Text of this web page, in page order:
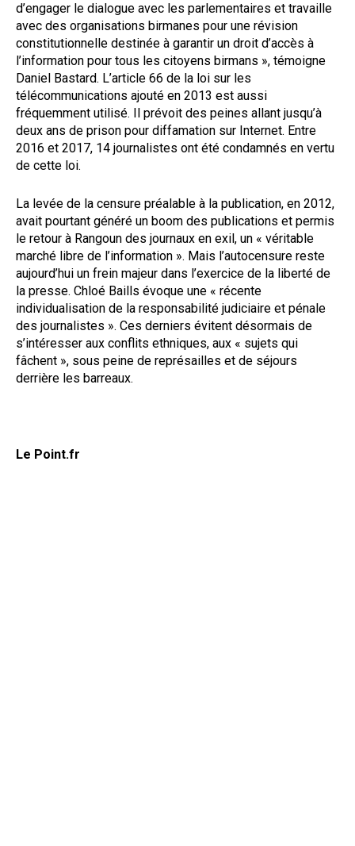
d’engager le dialogue avec les parlementaires et travaille
avec des organisations birmanes pour une révision
constitutionnelle destinée à garantir un droit d’accès à
l’information pour tous les citoyens birmans », témoigne
Daniel Bastard. L’article 66 de la loi sur les
télécommunications ajouté en 2013 est aussi
fréquemment utilisé. Il prévoit des peines allant jusqu’à
deux ans de prison pour diffamation sur Internet. Entre
2016 et 2017, 14 journalistes ont été condamnés en vertu
de cette loi.
La levée de la censure préalable à la publication, en 2012,
avait pourtant généré un boom des publications et permis
le retour à Rangoun des journaux en exil, un « véritable
marché libre de l’information ». Mais l’autocensure reste
aujourd’hui un frein majeur dans l’exercice de la liberté de
la presse. Chloé Baills évoque une « récente
individualisation de la responsabilité judiciaire et pénale
des journalistes ». Ces derniers évitent désormais de
s’intéresser aux conflits ethniques, aux « sujets qui
fâchent », sous peine de représailles et de séjours
derrière les barreaux.
Le Point.fr